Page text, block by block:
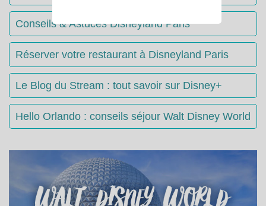
Conseils & Astuces Disneyland Paris
Réserver votre restaurant à Disneyland Paris
Le Blog du Stream : tout savoir sur Disney+
Hello Orlando : conseils séjour Walt Disney World